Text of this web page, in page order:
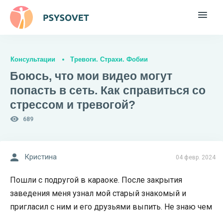
Консультации Тревоги. Страхи. Фобии
Боюсь, что мои видео могут
попасть в сеть. Как справиться со
стрессом и тревогой?
689
04 февр. 2024
Кристина
Пошли с подругой в караоке. После закрытия
заведения меня узнал мой старый знакомый и
пригласил с ним и его друзьями выпить. Не знаю чем